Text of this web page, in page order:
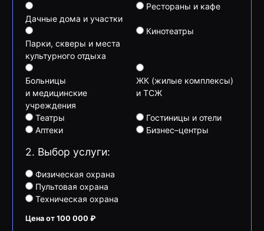
Дачные дома и участки
Рестораны и кафе
Парки, скверы и места
культурного отдыха
Кинотеатры
Больницы
и медицинские
учреждения
ЖК (жилые комплексы)
и ТСЖ
Театры
Гостиницы и отели
Аптеки
Бизнес–центры
2. Выбор услуги:
Физическая охрана
Пультовая охрана
Техническая охрана
Цена от 100 000 ₽